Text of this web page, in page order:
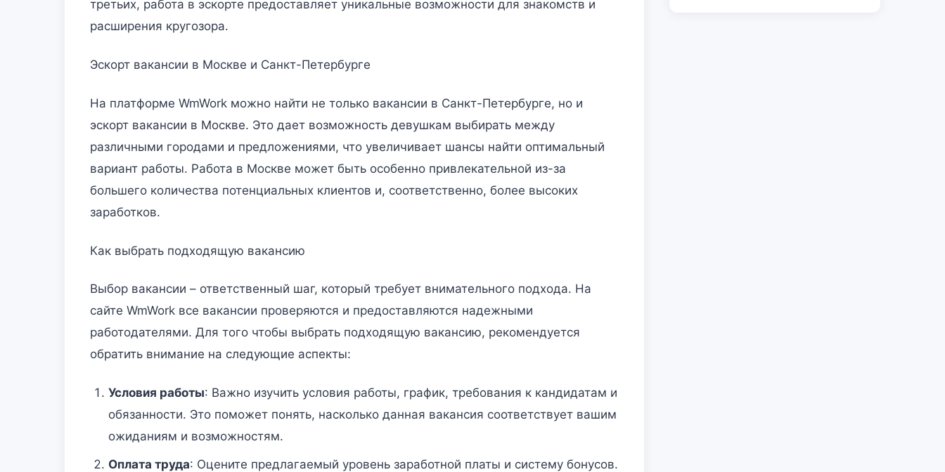
третьих, работа в эскорте предоставляет уникальные возможности для знакомств и
расширения кругозора.
Эскорт вакансии в Москве и Санкт-Петербурге
На платформе WmWork можно найти не только вакансии в Санкт-Петербурге, но и
эскорт вакансии в Москве. Это дает возможность девушкам выбирать между
различными городами и предложениями, что увеличивает шансы найти оптимальный
вариант работы. Работа в Москве может быть особенно привлекательной из-за
большего количества потенциальных клиентов и, соответственно, более высоких
заработков.
Как выбрать подходящую вакансию
Выбор вакансии – ответственный шаг, который требует внимательного подхода. На
сайте WmWork все вакансии проверяются и предоставляются надежными
работодателями. Для того чтобы выбрать подходящую вакансию, рекомендуется
обратить внимание на следующие аспекты:
Условия работы: Важно изучить условия работы, график, требования к кандидатам и
обязанности. Это поможет понять, насколько данная вакансия соответствует вашим
ожиданиям и возможностям.
Оплата труда: Оцените предлагаемый уровень заработной платы и систему бонусов.